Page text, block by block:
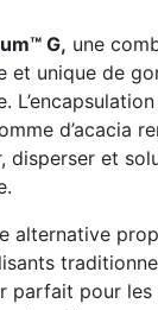
G, une
et unique de
d’acacia
disperser et
alternative
parfait pour